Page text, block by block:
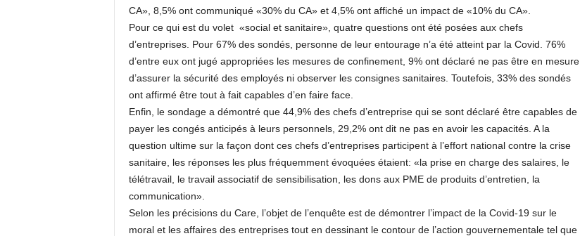
CA», 8,5% ont communiqué «30% du CA» et 4,5% ont affiché un impact de «10% du CA».
Pour ce qui est du volet «social et sanitaire», quatre questions ont été posées aux chefs
d’entreprises. Pour 67% des sondés, personne de leur entourage n’a été atteint par la Covid. 76%
d’entre eux ont jugé appropriées les mesures de confinement, 9% ont déclaré ne pas être en mesure
d’assurer la sécurité des employés ni observer les consignes sanitaires. Toutefois, 33% des sondés
ont affirmé être tout à fait capables d’en faire face.
Enfin, le sondage a démontré que 44,9% des chefs d’entreprise qui se sont déclaré être capables de
payer les congés anticipés à leurs personnels, 29,2% ont dit ne pas en avoir les capacités. A la
question ultime sur la façon dont ces chefs d’entreprises participent à l’effort national contre la crise
sanitaire, les réponses les plus fréquemment évoquées étaient: «la prise en charge des salaires, le
télétravail, le travail associatif de sensibilisation, les dons aux PME de produits d’entretien, la
communication».
Selon les précisions du Care, l’objet de l’enquête est de démontrer l’impact de la Covid-19 sur le
moral et les affaires des entreprises tout en dessinant le contour de l’action gouvernementale tel que